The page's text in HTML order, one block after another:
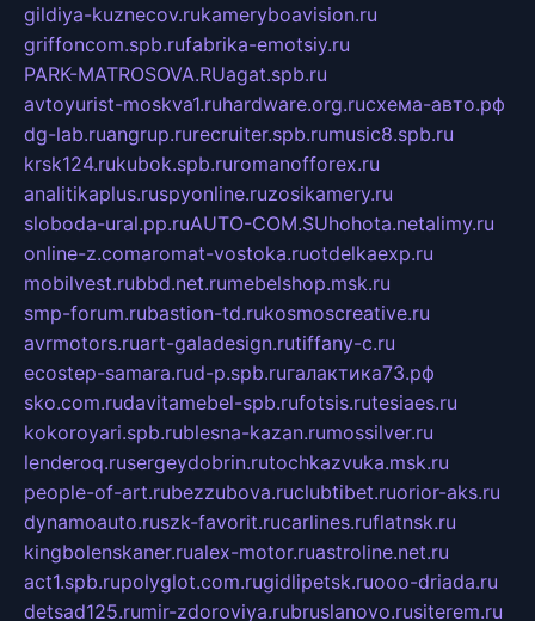
gildiya-kuznecov.rukameryboavision.ru
griffoncom.spb.rufabrika-emotsiy.ru
PARK-MATROSOVA.RUagat.spb.ru
avtoyurist-moskva1.ruhardware.org.ruсхема-авто.рф
dg-lab.ruangrup.rurecruiter.spb.rumusic8.spb.ru
krsk124.rukubok.spb.ruromanofforex.ru
analitikaplus.ruspyonline.ruzosikamery.ru
sloboda-ural.pp.ruAUTO-COM.SUhohota.netalimy.ru
online-z.comaromat-vostoka.ruotdelkaexp.ru
mobilvest.rubbd.net.rumebelshop.msk.ru
smp-forum.rubastion-td.rukosmoscreative.ru
avrmotors.ruart-galadesign.rutiffany-c.ru
ecostep-samara.rud-p.spb.ruгалактика73.рф
sko.com.rudavitamebel-spb.rufotsis.rutesiaes.ru
kokoroyari.spb.rublesna-kazan.rumossilver.ru
lenderoq.rusergeydobrin.rutochkazvuka.msk.ru
people-of-art.rubezzubova.ruclubtibet.ruorior-aks.ru
dynamoauto.ruszk-favorit.rucarlines.ruflatnsk.ru
kingbolenskaner.rualex-motor.ruastroline.net.ru
act1.spb.rupolyglot.com.rugidlipetsk.ruooo-driada.ru
detsad125.rumir-zdoroviya.rubruslanovo.rusiterem.ru